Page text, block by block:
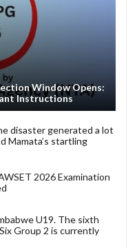
Window Opens:
Instructions
disaster generated a lot
Mamata’s startling
2026 Examination
U19. The sixth
Group 2 is currently